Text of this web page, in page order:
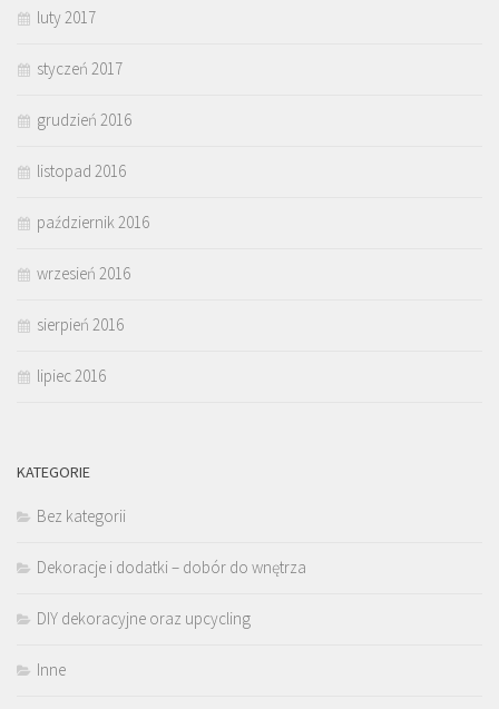
luty 2017
styczeń 2017
grudzień 2016
listopad 2016
październik 2016
wrzesień 2016
sierpień 2016
lipiec 2016
KATEGORIE
Bez kategorii
Dekoracje i dodatki – dobór do wnętrza
DIY dekoracyjne oraz upcycling
Inne